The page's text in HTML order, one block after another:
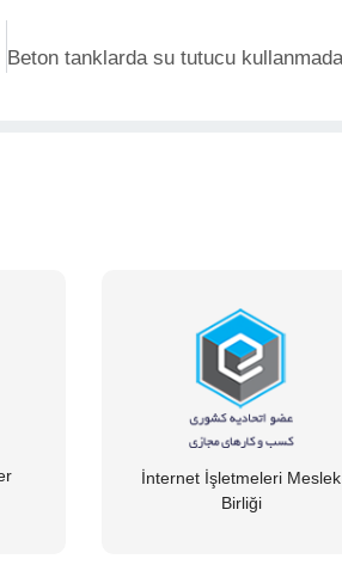
İnternet İşletmeleri Meslek
Birliği